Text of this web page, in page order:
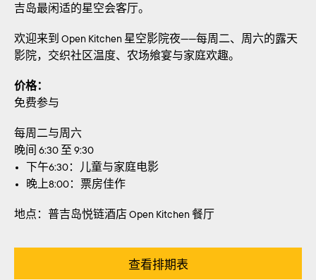
吉岛最闲适的星空会客厅。
欢迎来到 Open Kitchen 星空影院夜——每周二、周六的露天
影院，交织社区温度、农场飨宴与家庭欢趣。
价格：
免费参与
每周二与周六
晚间 6:30 至 9:30
下午6:30：儿童与家庭电影
晚上8:00：票房佳作
地点：普吉岛悦链酒店 Open Kitchen 餐厅
查看排期表